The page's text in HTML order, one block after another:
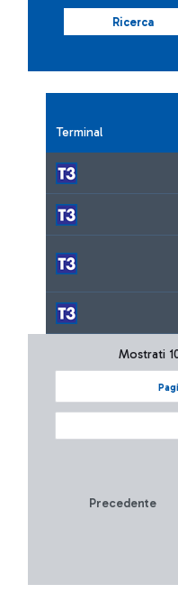
Ricerca
Terminal
Mostrati
Precedente